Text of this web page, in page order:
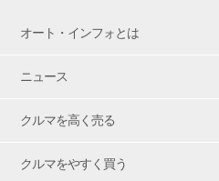
オート・インフォとは
ニュース
クルマを高く売る
クルマをやすく買う